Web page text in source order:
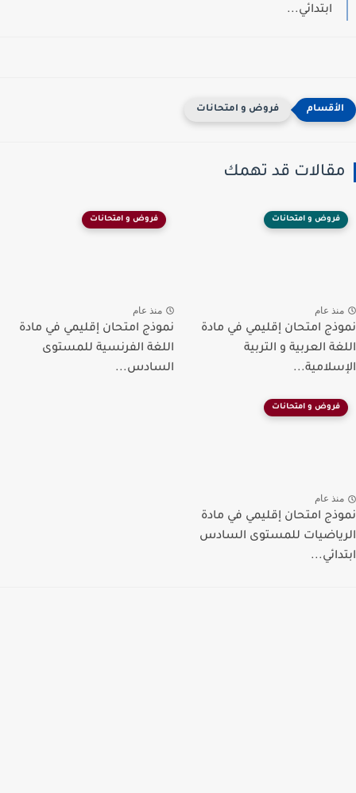
ابتدائي...
فروض و امتحانات
مقالات قد تهمك
فروض و امتحانات
منذ عام
نموذج امتحان إقليمي في مادة
اللغة العربية و التربية
الإسلامية...
فروض و امتحانات
منذ عام
نموذج امتحان إقليمي في مادة
اللغة الفرنسية للمستوى
السادس...
فروض و امتحانات
منذ عام
نموذج امتحان إقليمي في مادة
الرياضيات للمستوى السادس
ابتدائي...